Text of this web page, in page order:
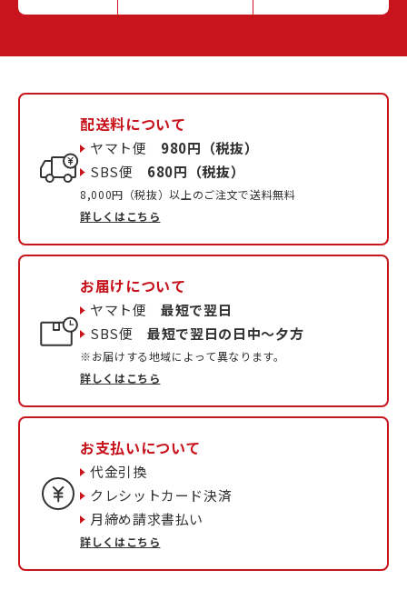
配送料について
ヤマト便 980円（税抜）
SBS便 680円（税抜）
8,000円（税抜）以上のご注文で送料無料
詳しくはこちら
お届けについて
ヤマト便最短で翌日
SBS便最短で翌日の日中〜夕方
※お届けする地域によって異なります。
詳しくはこちら
お支払いについて
代金引換
クレシットカード決済
月締め請求書払い
詳しくはこちら